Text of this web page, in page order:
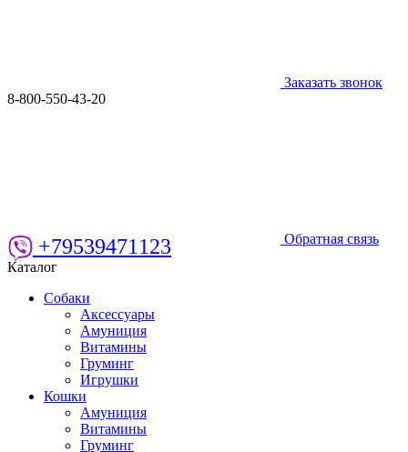
Заказать звонок
8-800-550-43-20
Обратная связь
+79539471123
Каталог
Собаки
Аксессуары
Амуниция
Витамины
Груминг
Игрушки
Кошки
Амуниция
Витамины
Груминг